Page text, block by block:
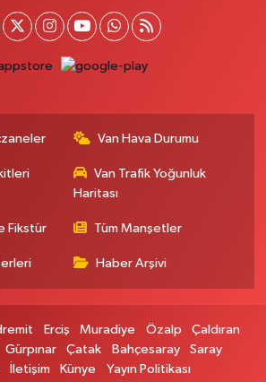
Sk.No:93 3-4
Yol Tarifi Al
GÖRENTAŞ BULVARI NO:57Çağdaş fırının
Yol Tarifi Al
Yol Tarifi Al
Van Hava Durumu
Van Trafik Yoğunluk
Haritası
Fikstür Tüm Manşetler
Haber Arşivi
Erciş Muradiye Özalp
Çaldıran
Gürpınar Çatak Bahçesaray
Saray
İletişim Künye Yayın Politikası